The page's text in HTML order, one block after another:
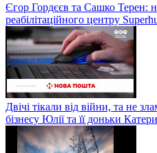
Єгор Гордєєв та Сашко Терен:
реабілітаційного центру
Двічі тікали від війни, та не
бізнесу Юлії та її доньки